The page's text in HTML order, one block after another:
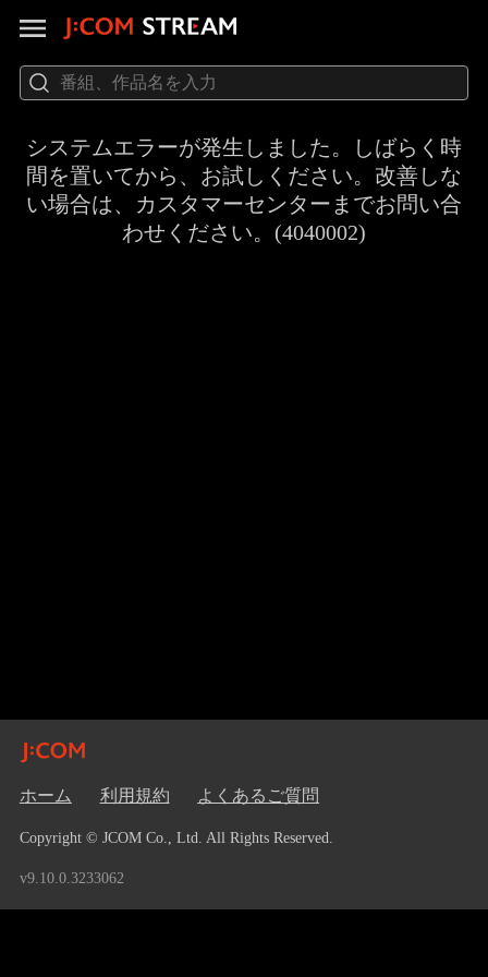
システムエラーが発生しました。しばらく時
間を置いてから、お試しください。改善しな
い場合は、カスタマーセンターまでお問い合
わせください。(4040002)
ホーム 利用規約 よくあるご質問
Copyright © JCOM Co., Ltd. All Rights Reserved.
v9.10.0.3233062